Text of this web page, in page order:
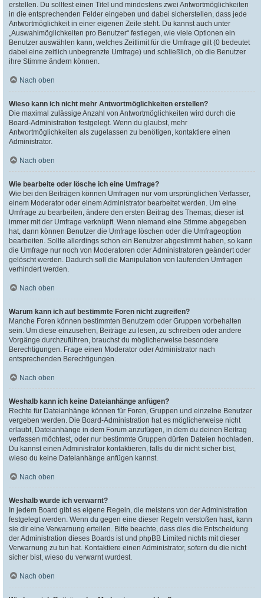
erstellen. Du solltest einen Titel und mindestens zwei Antwortmöglichkeiten
in die entsprechenden Felder eingeben und dabei sicherstellen, dass jede
Antwortmöglichkeit in einer eigenen Zeile steht. Du kannst auch unter
„Auswahlmöglichkeiten pro Benutzer“ festlegen, wie viele Optionen ein
Benutzer auswählen kann, welches Zeitlimit für die Umfrage gilt (0 bedeutet
dabei eine zeitlich unbegrenzte Umfrage) und schließlich, ob die Benutzer
ihre Stimme ändern können.
Nach oben
Wieso kann ich nicht mehr Antwortmöglichkeiten erstellen?
Die maximal zulässige Anzahl von Antwortmöglichkeiten wird durch die
Board-Administration festgelegt. Wenn du glaubst, mehr
Antwortmöglichkeiten als zugelassen zu benötigen, kontaktiere einen
Administrator.
Nach oben
Wie bearbeite oder lösche ich eine Umfrage?
Wie bei den Beiträgen können Umfragen nur vom ursprünglichen Verfasser,
einem Moderator oder einem Administrator bearbeitet werden. Um eine
Umfrage zu bearbeiten, ändere den ersten Beitrag des Themas; dieser ist
immer mit der Umfrage verknüpft. Wenn niemand eine Stimme abgegeben
hat, dann können Benutzer die Umfrage löschen oder die Umfrageoption
bearbeiten. Sollte allerdings schon ein Benutzer abgestimmt haben, so kann
die Umfrage nur noch von Moderatoren oder Administratoren geändert oder
gelöscht werden. Dadurch soll die Manipulation von laufenden Umfragen
verhindert werden.
Nach oben
Warum kann ich auf bestimmte Foren nicht zugreifen?
Manche Foren können bestimmten Benutzern oder Gruppen vorbehalten
sein. Um diese einzusehen, Beiträge zu lesen, zu schreiben oder andere
Vorgänge durchzuführen, brauchst du möglicherweise besondere
Berechtigungen. Frage einen Moderator oder Administrator nach
entsprechenden Berechtigungen.
Nach oben
Weshalb kann ich keine Dateianhänge anfügen?
Rechte für Dateianhänge können für Foren, Gruppen und einzelne Benutzer
vergeben werden. Die Board-Administration hat es möglicherweise nicht
erlaubt, Dateianhänge in dem Forum anzufügen, in dem du deinen Beitrag
verfassen möchtest, oder nur bestimmte Gruppen dürfen Dateien hochladen.
Du kannst einen Administrator kontaktieren, falls du dir nicht sicher bist,
wieso du keine Dateianhänge anfügen kannst.
Nach oben
Weshalb wurde ich verwarnt?
In jedem Board gibt es eigene Regeln, die meistens von der Administration
festgelegt werden. Wenn du gegen eine dieser Regeln verstoßen hast, kann
sie dir eine Verwarnung erteilen. Bitte beachte, dass dies die Entscheidung
der Administration dieses Boards ist und phpBB Limited nichts mit dieser
Verwarnung zu tun hat. Kontaktiere einen Administrator, sofern du die nicht
sicher bist, wieso du verwarnt wurdest.
Nach oben